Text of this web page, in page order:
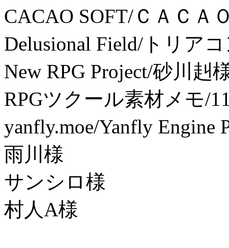
CACAO SOFT/ＣＡＣＡ
Delusional Field/トリア
New RPG Project/砂川赳
RPGツクール素材メモ/
yanfly.moe/Yanfly Engine
雨川様
サンシロ様
村人A様